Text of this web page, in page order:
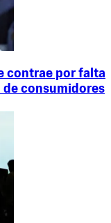
contrae por falta
de consumidores